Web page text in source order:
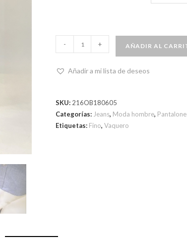
- + AÑADIR AL
Añadir a mi lista de deseos
SKU: 216OB180605
Categorías: Jeans, Moda hombre,
Etiquetas: Fino, Vaquero